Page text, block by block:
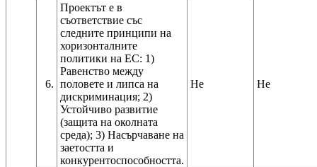
6.
Проектът е в
съответствие със
следните принципи на
хоризонталните
политики на ЕС: 1)
Равенство между
половете и липса на
дискриминация; 2)
Устойчиво развитие
(защита на околната
среда); 3) Насърчаване на
заетостта и
конкурентоспособността.
Не Не